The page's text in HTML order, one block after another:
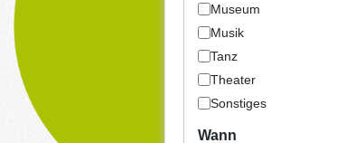
Museum
Musik
Tanz
Theater
Sonstiges
Wann